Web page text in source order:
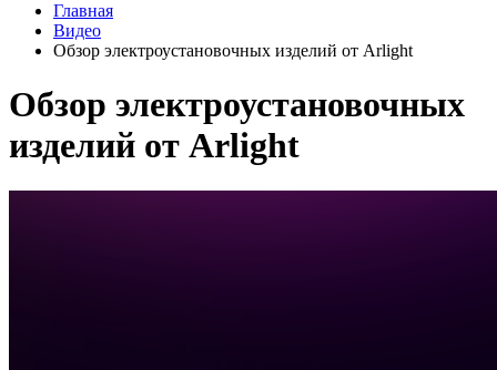
Главная
Видео
Обзор электроустановочных изделий от Arlight
Обзор электроустановочных
изделий от Arlight